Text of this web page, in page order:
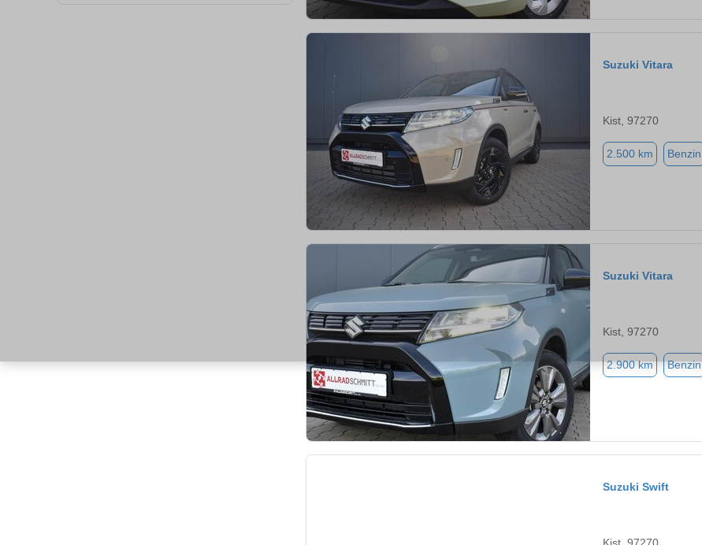
Suzuki Vitara
Kist, 97270
2.500 km Benzin
Suzuki Vitara
Kist, 97270
2.900 km Benzin
Suzuki Swift